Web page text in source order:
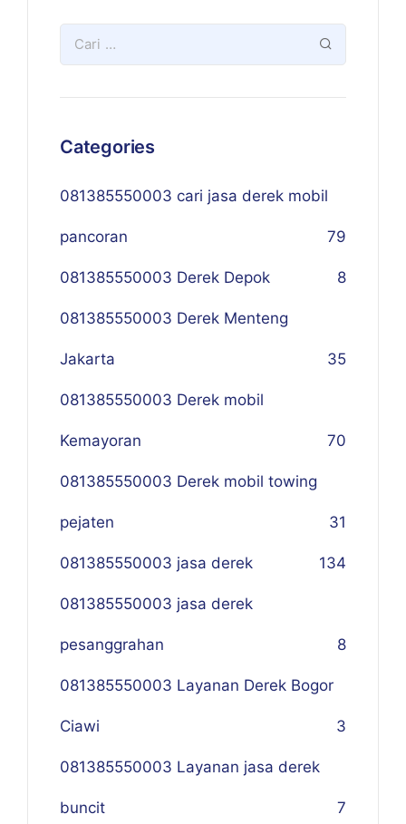
Categories
081385550003 cari jasa derek mobil
pancoran 79
081385550003 Derek Depok 8
081385550003 Derek Menteng
Jakarta 35
081385550003 Derek mobil
Kemayoran 70
081385550003 Derek mobil towing
pejaten 31
081385550003 jasa derek 134
081385550003 jasa derek
pesanggrahan 8
081385550003 Layanan Derek Bogor
Ciawi 3
081385550003 Layanan jasa derek
buncit 7